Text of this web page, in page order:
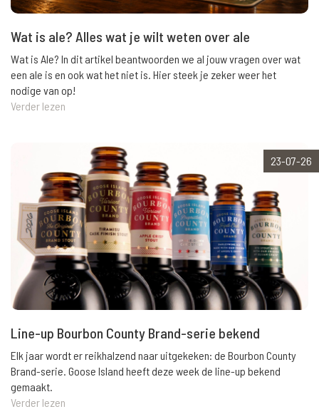
Wat is ale? Alles wat je wilt weten over ale
Wat is Ale? In dit artikel beantwoorden we al jouw vragen over wat
een ale is en ook wat het niet is. Hier steek je zeker weer het
nodige van op!
Verder lezen
23-07-26
Line-up Bourbon County Brand-serie bekend
Elk jaar wordt er reikhalzend naar uitgekeken: de Bourbon County
Brand-serie. Goose Island heeft deze week de line-up bekend
gemaakt.
Verder lezen